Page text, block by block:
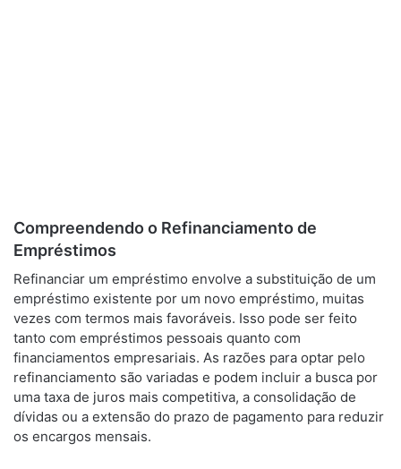
Compreendendo o Refinanciamento de
Empréstimos
Refinanciar um empréstimo envolve a substituição de um
empréstimo existente por um novo empréstimo, muitas
vezes com termos mais favoráveis. Isso pode ser feito
tanto com empréstimos pessoais quanto com
financiamentos empresariais. As razões para optar pelo
refinanciamento são variadas e podem incluir a busca por
uma taxa de juros mais competitiva, a consolidação de
dívidas ou a extensão do prazo de pagamento para reduzir
os encargos mensais.